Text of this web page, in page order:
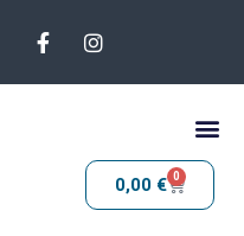
0,00 € 0